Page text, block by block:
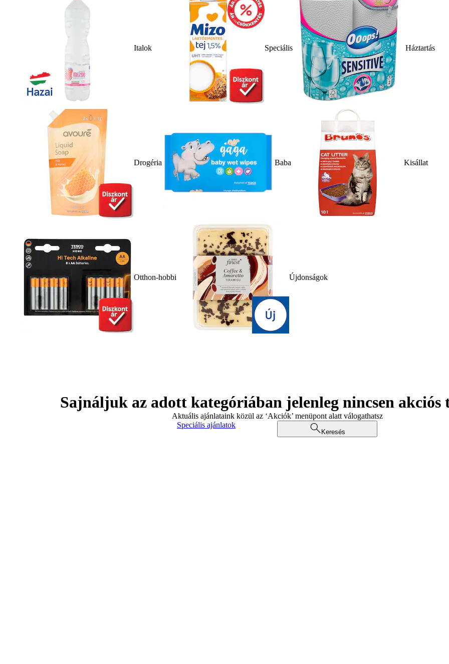
Italok Speciális Háztartás
Drogéria Baba Kisállat
Otthon-hobbi Újdonságok
Sajnáljuk az adott kategóriában jelenleg nincsen akciós
Aktuális ajánlataink közül az ‘Akciók’ menüpont alatt válogathatsz
Speciális ajánlatok
Keresés